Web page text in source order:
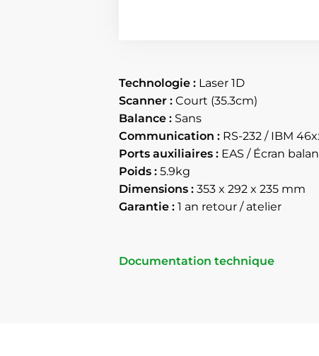
Technologie : Laser 1D
Scanner : Court (35.3cm)
Balance : Sans
Communication : RS-232 / IBM
Ports auxiliaires : EAS / Écran
Poids : 5.9kg
Dimensions : 353 x 292 x 235 mm
Garantie : 1 an retour / atelier
Documentation technique